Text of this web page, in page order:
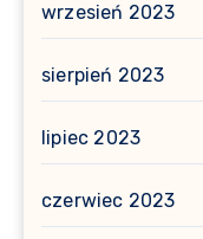
wrzesień 2023
sierpień 2023
lipiec 2023
czerwiec 2023